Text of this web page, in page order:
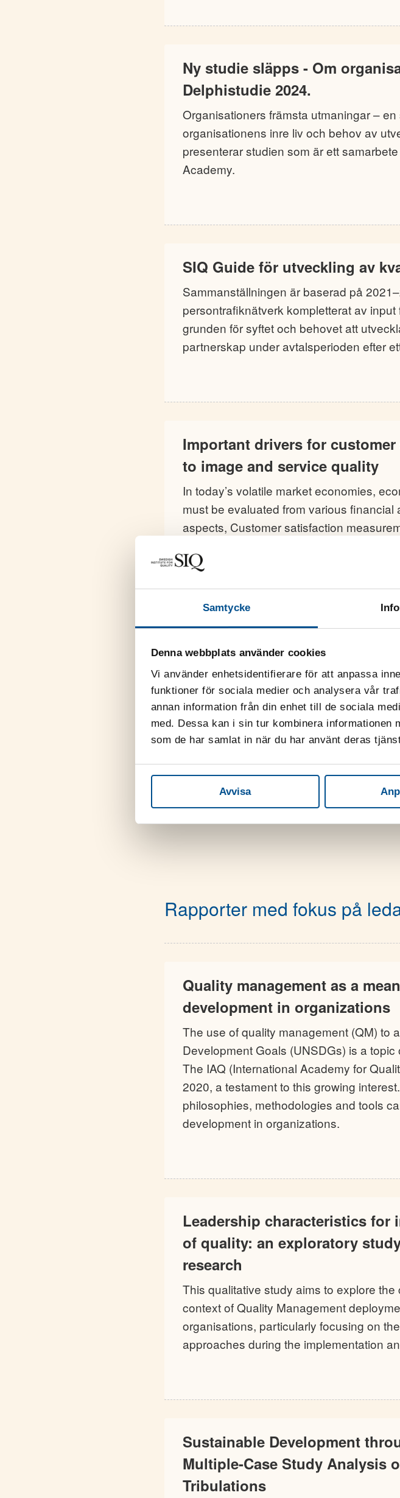
Samtycke
Denna webbplats använder cookies
Vi använder enhetsidentifierare för att anpassa
funktioner för sociala medier och analysera vår
annan information från din enhet till de sociala
med. Dessa kan i sin tur kombinera informationen
som de har samlat in när du har använt deras
Avvisa
Ny studie släpps - Om
Delphistudie 2024.
Organisationers främsta utmaningar –
organisationens inre liv och behov av
presenterar studien som är ett
Academy.
SIQ Guide för utveckling av
Sammanställningen är baserad på
persontrafiknätverk kompletterat av
grunden för syftet och behovet att
partnerskap under avtalsperioden efter
Important drivers for
to image and service quality
In today’s volatile market economies,
must be evaluated from various
aspects, Customer satisfaction
horisont. Delphistudie 2019.
Oavsett vilka samhällstrender som
eller fokusområde med varierande
företag och organisationer i Sverige står
Rapporter med fokus på
Quality management as a
development in organizations
The use of quality management (QM) to
Development Goals (UNSDGs) is a
The IAQ (International Academy for
2020, a testament to this growing
philosophies, methodologies and tools
development in organizations.
Leadership characteristics
of quality: an exploratory
research
This qualitative study aims to explore
context of Quality Management
organisations, particularly focusing on
approaches during the implementation
Sustainable Development
Multiple-Case Study Analysis
Tribulations